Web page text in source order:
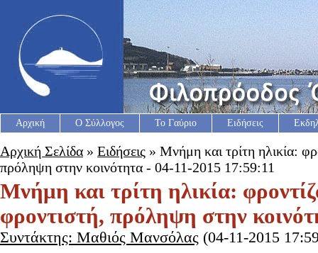
Αρχική Ο Σύλλογος Το Γαύριο Ειδήσεις
Αρχική Σελίδα » Ειδήσεις » Μνήμη και τρίτη ηλικία:
πρόληψη στην κοινότητα - 04-11-2015 17:59:11
Μνήμη και τρίτη ηλικία:
φροντιστή, πρόληψη στην
Συντάκτης: Μαθιός Μανσόλας (04-11-2015